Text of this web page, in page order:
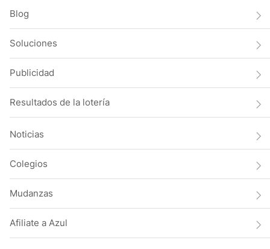
Blog
Soluciones
Publicidad
Resultados de la lotería
Noticias
Colegios
Mudanzas
Afiliate a Azul